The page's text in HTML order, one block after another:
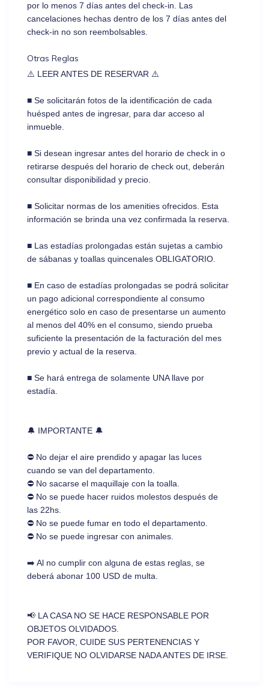
por lo menos 7 días antes del check-in. Las
cancelaciones hechas dentro de los 7 días antes del
check-in no son reembolsables.
Otras Reglas
⚠️ LEER ANTES DE RESERVAR ⚠️
■ Se solicitarán fotos de la identificación de cada
huésped antes de ingresar, para dar acceso al
inmueble.
■ Si desean ingresar antes del horario de check in o
retirarse después del horario de check out, deberán
consultar disponibilidad y precio.
■ Solicitar normas de los amenities ofrecidos. Esta
información se brinda una vez confirmada la reserva.
■ Las estadías prolongadas están sujetas a cambio
de sábanas y toallas quincenales OBLIGATORIO.
■ En caso de estadías prolongadas se podrá solicitar
un pago adicional correspondiente al consumo
energético solo en caso de presentarse un aumento
al menos del 40% en el consumo, siendo prueba
suficiente la presentación de la facturación del mes
previo y actual de la reserva.
■ Se hará entrega de solamente UNA llave por
estadía.
🔔 IMPORTANTE 🔔
⛔ No dejar el aire prendido y apagar las luces
cuando se van del departamento.
⛔ No sacarse el maquillaje con la toalla.
⛔ No se puede hacer ruidos molestos después de
las 22hs.
⛔ No se puede fumar en todo el departamento.
⛔ No se puede ingresar con animales.
➡️ Al no cumplir con alguna de estas reglas, se
deberá abonar 100 USD de multa.
📢 LA CASA NO SE HACE RESPONSABLE POR
OBJETOS OLVIDADOS.
POR FAVOR, CUIDE SUS PERTENENCIAS Y
VERIFIQUE NO OLVIDARSE NADA ANTES DE IRSE.